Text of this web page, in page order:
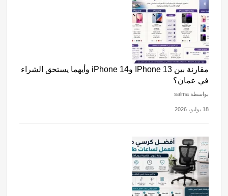
مقارنة بين IPhone 13 وiPhone 14 وأيهما يستحق الشراء
في عمان؟
بواسطة salma
18 يوليو، 2026